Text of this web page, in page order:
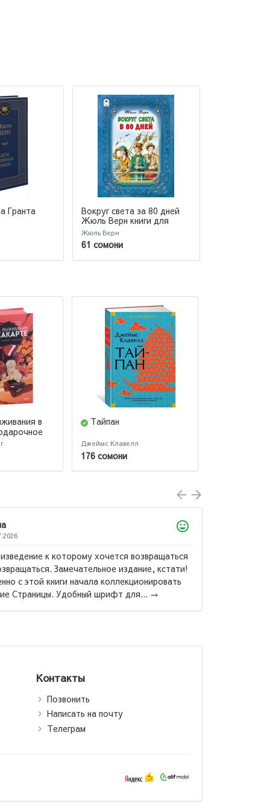
Гранта
Вокруг света за 80 дней
Жюль Верн книги для
детей
Жюль Верн
61 сомони
в
Тайпан
Джеймс Клавелл
176 сомони
к которому хочется возвращаться
Замечательное издание, кстати!
с этой книги начала коллекционировать
Страницы. Удобный шрифт для... →
Контакты
Позвонить
Написать на почту
Телеграм